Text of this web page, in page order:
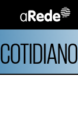
COTIDIANO